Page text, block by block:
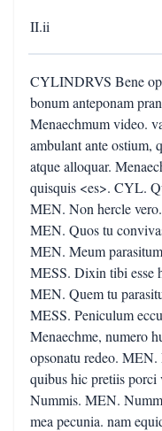
II.ii
CYLINDRVS Bene
bonum anteponam
Menaechmum video.
ambulant ante ostium,
atque alloquar.
quisquis <es>. CYL.
MEN. Non hercle
MEN. Quos tu
MEN. Meum
MESS. Dixin tibi esse
MEN. Quem tu
MESS. Peniculum
Menaechme, numero
opsonatu redeo. MEN.
quibus hic pretiis porci
Nummis. MEN.
mea pecunia. nam